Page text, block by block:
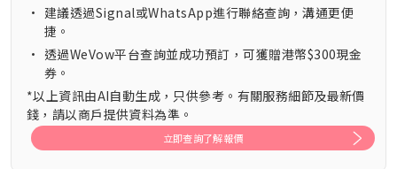
• 建議透過Signal或WhatsApp進行聯絡查詢，溝通更便
捷。
• 透過WeVow平台查詢並成功預訂，可獲贈港幣$300現金
券。
*以上資訊由AI自動生成，只供參考。有關服務細節及最新價
錢，請以商戶提供資料為準。
立即查詢了解報價